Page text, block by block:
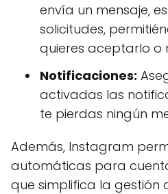
envía un mensaje,
solicitudes,
quieres aceptarlo o
Notificaciones:
activadas las
te pierdas ningún
Además, Instagram
automáticas para
que simplifica la gestión